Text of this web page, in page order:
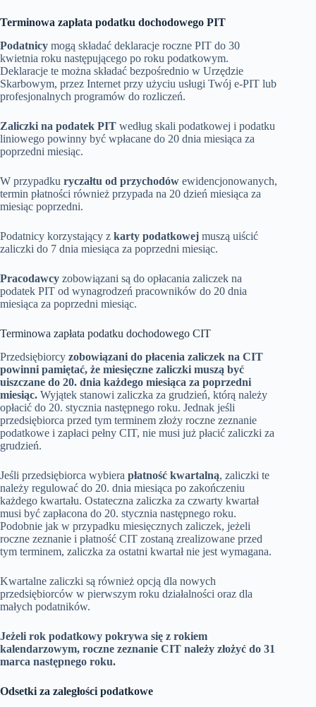
Terminowa zapłata podatku dochodowego PIT
Podatnicy mogą składać deklaracje roczne PIT do 30
kwietnia roku następującego po roku podatkowym.
Deklaracje te można składać bezpośrednio w Urzędzie
Skarbowym, przez Internet przy użyciu usługi Twój e-PIT lub
profesjonalnych programów do rozliczeń.
Zaliczki na podatek PIT według skali podatkowej i podatku
liniowego powinny być wpłacane do 20 dnia miesiąca za
poprzedni miesiąc.
W przypadku ryczałtu od przychodów ewidencjonowanych,
termin płatności również przypada na 20 dzień miesiąca za
miesiąc poprzedni.
Podatnicy korzystający z karty podatkowej muszą uiścić
zaliczki do 7 dnia miesiąca za poprzedni miesiąc.
Pracodawcy zobowiązani są do opłacania zaliczek na
podatek PIT od wynagrodzeń pracowników do 20 dnia
miesiąca za poprzedni miesiąc.
Terminowa zapłata podatku dochodowego CIT
Przedsiębiorcy zobowiązani do płacenia zaliczek na CIT
powinni pamiętać, że miesięczne zaliczki muszą być
uiszczane do 20. dnia każdego miesiąca za poprzedni
miesiąc. Wyjątek stanowi zaliczka za grudzień, którą należy
opłacić do 20. stycznia następnego roku. Jednak jeśli
przedsiębiorca przed tym terminem złoży roczne zeznanie
podatkowe i zapłaci pełny CIT, nie musi już płacić zaliczki za
grudzień.
Jeśli przedsiębiorca wybiera płatność kwartalną, zaliczki te
należy regulować do 20. dnia miesiąca po zakończeniu
każdego kwartału. Ostateczna zaliczka za czwarty kwartał
musi być zapłacona do 20. stycznia następnego roku.
Podobnie jak w przypadku miesięcznych zaliczek, jeżeli
roczne zeznanie i płatność CIT zostaną zrealizowane przed
tym terminem, zaliczka za ostatni kwartał nie jest wymagana.
Kwartalne zaliczki są również opcją dla nowych
przedsiębiorców w pierwszym roku działalności oraz dla
małych podatników.
Jeżeli rok podatkowy pokrywa się z rokiem
kalendarzowym, roczne zeznanie CIT należy złożyć do 31
marca następnego roku.
Odsetki za zaległości podatkowe